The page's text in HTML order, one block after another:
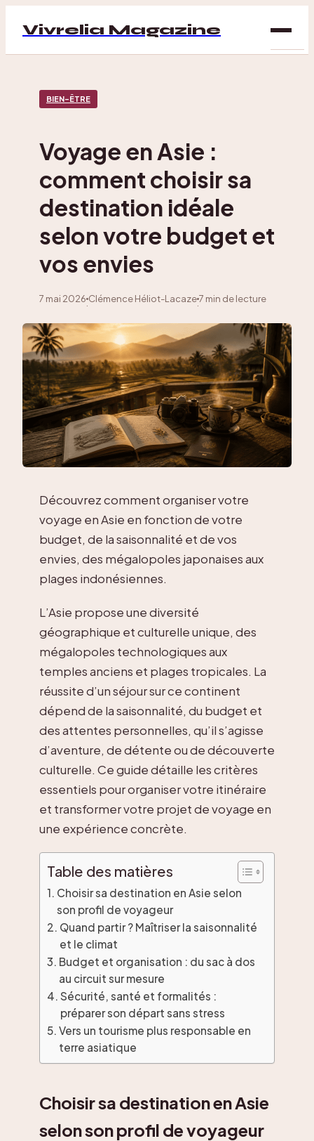
Vivrelia Magazine
BIEN-ÊTRE
Voyage en Asie :
comment choisir sa
destination idéale
selon votre budget et
vos envies
7 mai 2026
·
Clémence Héliot-Lacaze
·
7 min de lecture
Découvrez comment organiser votre
voyage en Asie en fonction de votre
budget, de la saisonnalité et de vos
envies, des mégalopoles japonaises aux
plages indonésiennes.
L’Asie propose une diversité
géographique et culturelle unique, des
mégalopoles technologiques aux
temples anciens et plages tropicales. La
réussite d’un séjour sur ce continent
dépend de la saisonnalité, du budget et
des attentes personnelles, qu’il s’agisse
d’aventure, de détente ou de découverte
culturelle. Ce guide détaille les critères
essentiels pour organiser votre itinéraire
et transformer votre projet de voyage en
une expérience concrète.
Table des matières
Choisir sa destination en Asie selon
son profil de voyageur
Quand partir ? Maîtriser la saisonnalité
et le climat
Budget et organisation : du sac à dos
au circuit sur mesure
Sécurité, santé et formalités :
préparer son départ sans stress
Vers un tourisme plus responsable en
terre asiatique
Choisir sa destination en Asie
selon son profil de voyageur